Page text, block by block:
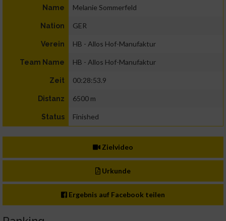
Name Melanie Sommerfeld
Nation GER
Verein HB - Allos Hof-Manufaktur
Team Name HB - Allos Hof-Manufaktur
Zeit 00:28:53.9
Distanz 6500 m
Status Finished
Zielvideo
Urkunde
Ergebnis auf Facebook teilen